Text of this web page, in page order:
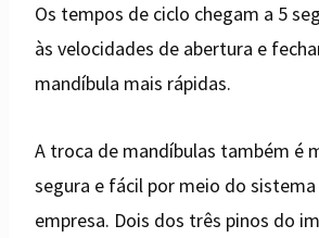
Os tempos de ciclo chegam a 5
às velocidades de abertura e
mandíbula mais rápidas.
A troca de mandíbulas também é
segura e fácil por meio do
empresa. Dois dos três pinos do